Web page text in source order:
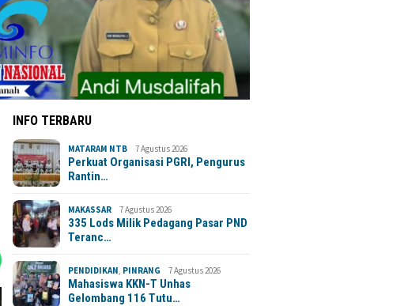
INFO TERBARU
MATARAM NTB 7 Agustus 2026
Perkuat Organisasi PGRI, Pengurus
Rantin…
MAKASSAR 7 Agustus 2026
335 Lods Milik Pedagang Pasar PND
Teranc…
PENDIDIKAN PINRANG 7 Agustus 2026
Mahasiswa KKN-T Unhas
Gelombang 116 Tutu…